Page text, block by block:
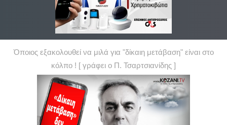
Όποιος εξακολουθεί να μιλά για "δίκαιη μετάβαση" είναι στο
κόλπο ! [ γράφει ο Π. Τσαρτσιανίδης ]